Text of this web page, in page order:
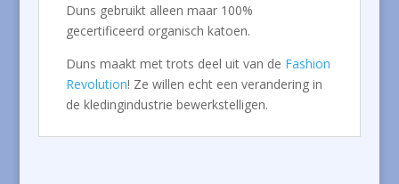
Duns gebruikt alleen maar 100%
gecertificeerd organisch katoen.
Duns maakt met trots deel uit van de Fashion
Revolution! Ze willen echt een verandering in
de kledingindustrie bewerkstelligen.